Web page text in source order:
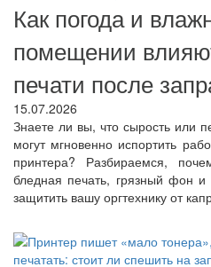
Как погода и
помещении
печати после
15.07.2026
Знаете ли вы, что сырость или
могут мгновенно испортить
принтера? Разбираемся,
бледная печать, грязный фон
защитить вашу оргтехнику от